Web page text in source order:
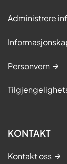
Administrere
Personvern
KONTAKT
Kontakt oss